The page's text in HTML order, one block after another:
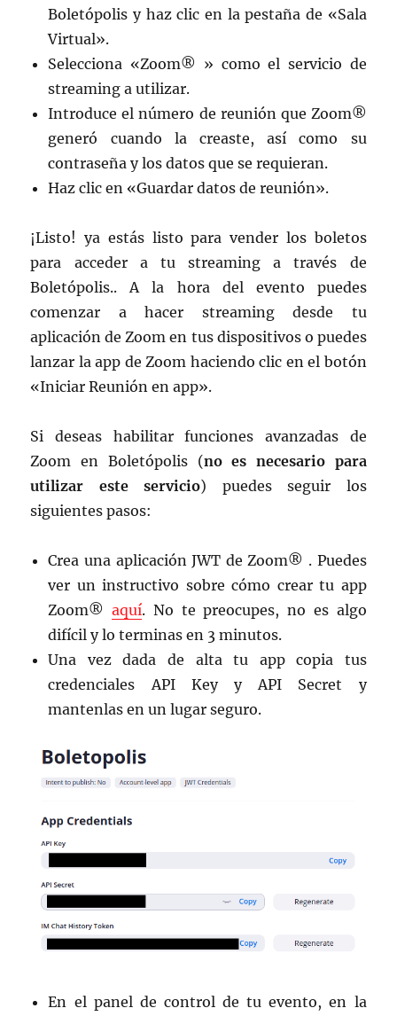
Boletópolis y haz clic en la pestaña de «Sala
Virtual».
Selecciona «Zoom® » como el servicio de
streaming a utilizar.
Introduce el número de reunión que Zoom®
generó cuando la creaste, así como su
contraseña y los datos que se requieran.
Haz clic en «Guardar datos de reunión».
¡Listo! ya estás listo para vender los boletos
para acceder a tu streaming a través de
Boletópolis.. A la hora del evento puedes
comenzar a hacer streaming desde tu
aplicación de Zoom en tus dispositivos o puedes
lanzar la app de Zoom haciendo clic en el botón
«Iniciar Reunión en app».
Si deseas habilitar funciones avanzadas de
Zoom en Boletópolis (no es necesario para
utilizar este servicio) puedes seguir los
siguientes pasos:
Crea una aplicación JWT de Zoom® . Puedes
ver un instructivo sobre cómo crear tu app
Zoom®aquí. No te preocupes, no es algo
difícil y lo terminas en 3 minutos.
Una vez dada de alta tu app copia tus
credenciales API Key y API Secret y
mantenlas en un lugar seguro.
En el panel de control de tu evento, en la